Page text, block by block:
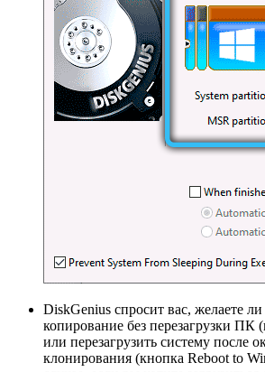
DiskGenius спросит вас, желаете
копирование без перезагрузки ПК
или перезагрузить систему после
клонирования (кнопка Reboot to